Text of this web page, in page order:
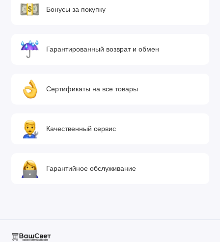
Бонусы за покупку
Гарантированный возврат и обмен
Сертификаты на все товары
Качественный сервис
Гарантийное обслуживание